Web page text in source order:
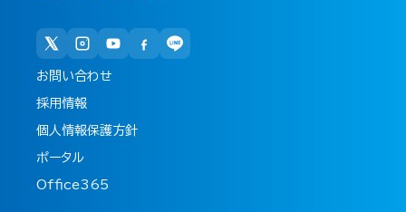
お問い合わせ
採用情報
個人情報保護方針
ポータル
Office365